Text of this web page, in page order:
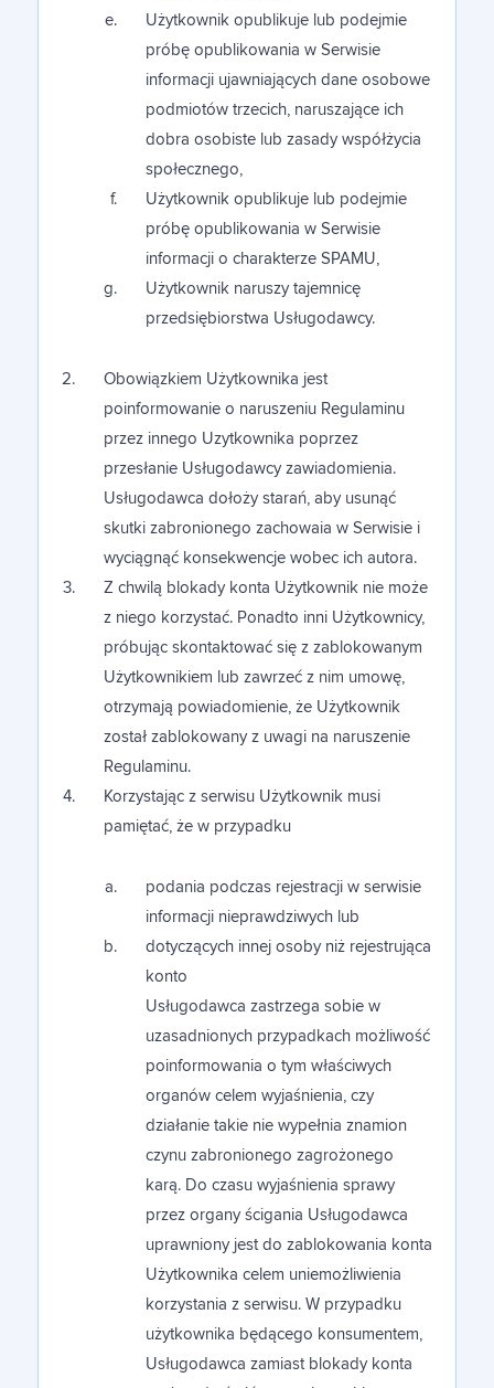
Użytkownik opublikuje lub podejmie
próbę opublikowania w Serwisie
informacji ujawniających dane osobowe
podmiotów trzecich, naruszające ich
dobra osobiste lub zasady współżycia
społecznego,
Użytkownik opublikuje lub podejmie
próbę opublikowania w Serwisie
informacji o charakterze SPAMU,
Użytkownik naruszy tajemnicę
przedsiębiorstwa Usługodawcy.
Obowiązkiem Użytkownika jest
poinformowanie o naruszeniu Regulaminu
przez innego Uzytkownika poprzez
przesłanie Usługodawcy zawiadomienia.
Usługodawca dołoży starań, aby usunąć
skutki zabronionego zachowaia w Serwisie i
wyciągnąć konsekwencje wobec ich autora.
Z chwilą blokady konta Użytkownik nie może
z niego korzystać. Ponadto inni Użytkownicy,
próbując skontaktować się z zablokowanym
Użytkownikiem lub zawrzeć z nim umowę,
otrzymają powiadomienie, że Użytkownik
został zablokowany z uwagi na naruszenie
Regulaminu.
Korzystając z serwisu Użytkownik musi
pamiętać, że w przypadku
podania podczas rejestracji w serwisie
informacji nieprawdziwych lub
dotyczących innej osoby niż rejestrująca
konto
Usługodawca zastrzega sobie w
uzasadnionych przypadkach możliwość
poinformowania o tym właściwych
organów celem wyjaśnienia, czy
działanie takie nie wypełnia znamion
czynu zabronionego zagrożonego
karą. Do czasu wyjaśnienia sprawy
przez organy ścigania Usługodawca
uprawniony jest do zablokowania konta
Użytkownika celem uniemożliwienia
korzystania z serwisu. W przypadku
użytkownika będącego konsumentem,
Usługodawca zamiast blokady konta